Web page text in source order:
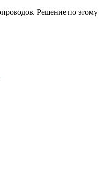
Решение по этому